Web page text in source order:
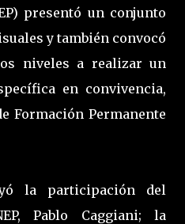
presentó un conjunto
y también convocó
niveles a realizar un
en convivencia,
Formación Permanente
la participación del
Pablo Caggiani; la